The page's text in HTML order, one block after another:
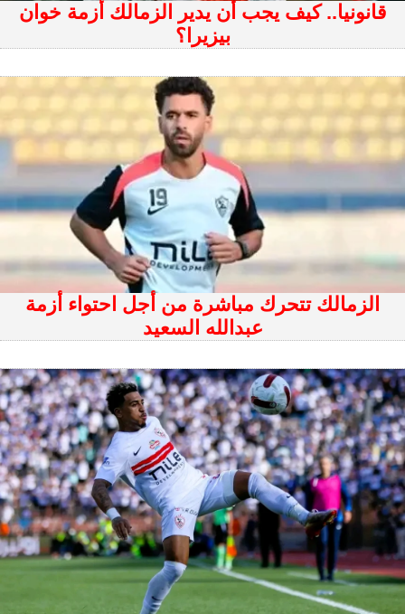
قانونيا.. كيف يجب أن يدير الزمالك أزمة خوان
بيزيرا؟
الزمالك تتحرك مباشرة من أجل احتواء أزمة
عبدالله السعيد